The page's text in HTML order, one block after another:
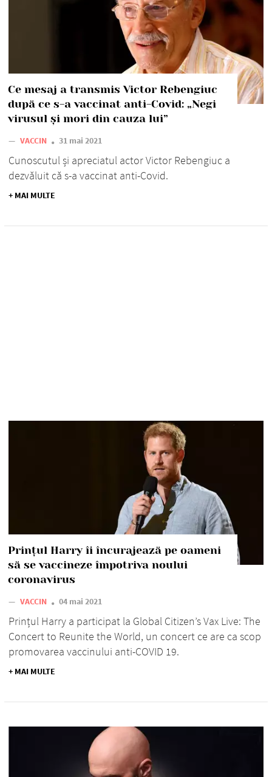
Ce mesaj a transmis Victor Rebengiuc
după ce s-a vaccinat anti-Covid: „Negi
virusul şi mori din cauza lui”
— VACCIN 31 mai 2021
Cunoscutul și apreciatul actor Victor Rebengiuc a
dezvăluit că s-a vaccinat anti-Covid.
+ MAI MULTE
Prințul Harry îi încurajează pe oameni
să se vaccineze împotriva noului
coronavirus
— VACCIN 04 mai 2021
Prințul Harry a participat la Global Citizen’s Vax Live: The
Concert to Reunite the World, un concert ce are ca scop
promovarea vaccinului anti-COVID 19.
+ MAI MULTE